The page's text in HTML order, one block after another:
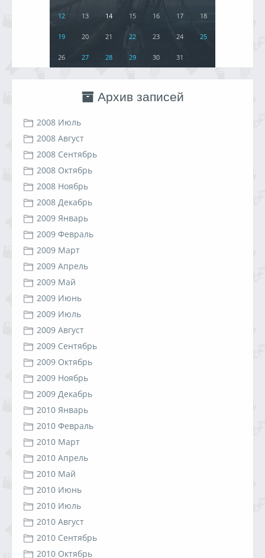
12 13 14 15 16 17 18
19 20 21 22 23 24 25
26 27 28 29 30 31
Архив записей
2008 Июль
2008 Август
2008 Сентябрь
2008 Октябрь
2008 Ноябрь
2008 Декабрь
2009 Январь
2009 Февраль
2009 Март
2009 Апрель
2009 Май
2009 Июнь
2009 Июль
2009 Август
2009 Сентябрь
2009 Октябрь
2009 Ноябрь
2009 Декабрь
2010 Январь
2010 Февраль
2010 Март
2010 Апрель
2010 Май
2010 Июнь
2010 Июль
2010 Август
2010 Сентябрь
2010 Октябрь